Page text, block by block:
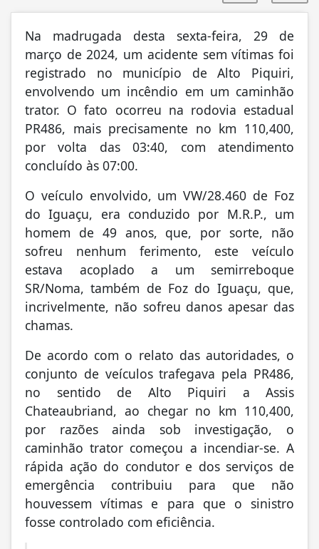
Na madrugada desta sexta-feira, 29 de
março de 2024, um acidente sem vítimas foi
registrado no município de Alto Piquiri,
envolvendo um incêndio em um caminhão
trator. O fato ocorreu na rodovia estadual
PR486, mais precisamente no km 110,400,
por volta das 03:40, com atendimento
concluído às 07:00.
O veículo envolvido, um VW/28.460 de Foz
do Iguaçu, era conduzido por M.R.P., um
homem de 49 anos, que, por sorte, não
sofreu nenhum ferimento, este veículo
estava acoplado a um semirreboque
SR/Noma, também de Foz do Iguaçu, que,
incrivelmente, não sofreu danos apesar das
chamas.
De acordo com o relato das autoridades, o
conjunto de veículos trafegava pela PR486,
no sentido de Alto Piquiri a Assis
Chateaubriand, ao chegar no km 110,400,
por razões ainda sob investigação, o
caminhão trator começou a incendiar-se. A
rápida ação do condutor e dos serviços de
emergência contribuiu para que não
houvessem vítimas e para que o sinistro
fosse controlado com eficiência.